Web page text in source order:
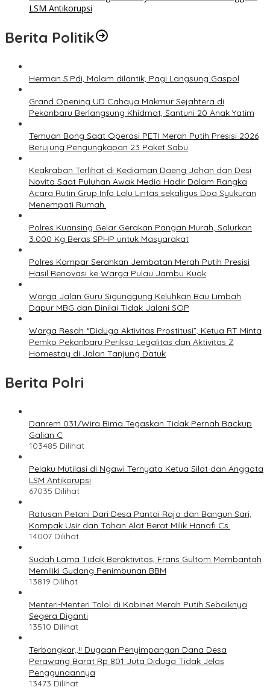
LSM Antikorupsi
Berita Politik
Herman S.Pdi, Malam dilantik, Pagi Langsung Gaspol
Grand Opening UD Cahaya Makmur Sejahtera di
Pekanbaru Berlangsung Khidmat, Santuni 20 Anak Yatim
Temuan Bong Saat Operasi PETI Merah Putih Presisi 2026
Berujung Pengungkapan 23 Paket Sabu
Keakraban Terlihat di Kediaman Daeng Johan dan Desi
Novita Saat Puluhan Awak Media Hadir Dalam Rangka
Acara Rutin Grup Info Lalu Lintas sekaligus Doa Syukuran
Menempati Rumah.
Polres Kuansing Gelar Gerakan Pangan Murah, Salurkan
3.000 Kg Beras SPHP untuk Masyarakat
Polres Kampar Serahkan Jembatan Merah Putih Presisi
Hasil Renovasi ke Warga Pulau Jambu Kuok
Warga Jalan Guru Sigunggung Keluhkan Bau Limbah
Dapur MBG dan Dinilai Tidak Jalani SOP
Warga Resah “Diduga Aktivitas Prostitusi”, Ketua RT Minta
Pemko Pekanbaru Periksa Legalitas dan Aktivitas Z
Homestay di Jalan Tanjung Datuk
Berita Polri
Danrem 031/Wira Bima Tegaskan Tidak Pernah Backup
Galian C
103485 Dilihat
Pelaku Mutilasi di Ngawi Ternyata Ketua Silat dan Anggota
LSM Antikorupsi
67035 Dilihat
Ratusan Petani Dari Desa Pantai Raja dan Bangun Sari,
Kompak Usir dan Tahan Alat Berat Milik Hanafi Cs.
14007 Dilihat
Sudah Lama Tidak Beraktivitas, Frans Gultom Membantah
Memiliki Gudang Penimbunan BBM
13819 Dilihat
Menteri-Menteri Tolol di Kabinet Merah Putih Sebaiknya
Segera Diganti
13510 Dilihat
Terbongkar,,!! Dugaan Penyimpangan Dana Desa
Perawang Barat Rp 801 Juta Diduga Tidak Jelas
Penggunaannya
13473 Dilihat